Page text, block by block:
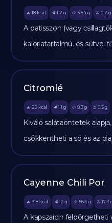
🔥 18 kcal 🥩 1.2 g 🥔 3.84g 🫒 0.2 g
A patisszon (vagy
kalóriatartalmú, és sütve,
Citromlé
🔥 29 kcal 🥩 1.1 g 🥔 9.3g 🫒 0.3 g
Kiváló salátaöntetek
csökkentheti a só és az
Cayenne Chili Por
🔥 318 kcal 🥩 12 g 🥔 56.6g 🫒 17.3 g
A kapszaicin felpörgetheti